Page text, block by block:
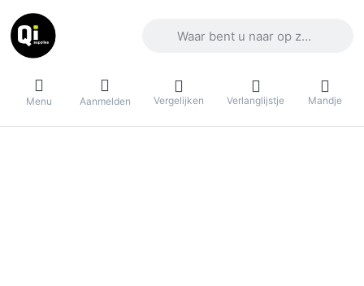
Menu Aanmelden Vergelijken Verlanglijstje Mandje